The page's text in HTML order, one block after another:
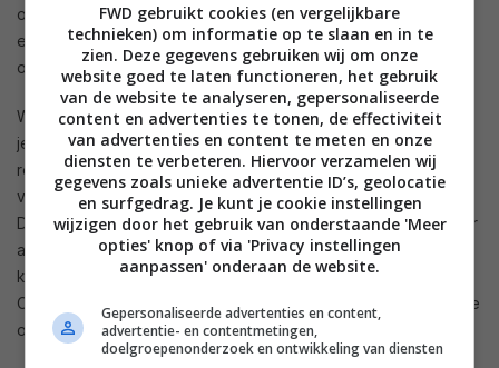
opslaan. En dankzij de beveiligde verbinding tussen de hub
en je smartphone, kun je de beelden toch op vakantie
opvragen.
Wanneer je een camera koopt voor een veilig huis, dan moet
je letten op een aantal specificaties. Zo is meestal een
resolutie van 720p of 1080p voldoende voor het opnemen
van beelden. Maar er zijn ook opties met de 4k-resolutie.
Daarnaast doe je er goed aan te kijken naar systemen die hdr
aanbieden, zodat je toegang krijgt tot een breder
kleurenspectrum en daardoor meer details kan vastleggen.
Camera’s met nachtzicht hebben onze voorkeur, aangezien je
ook in de nacht wil zien wat er gebeurt in of rondom je huis.
FWD gebruikt cookies (en vergelijkbare
technieken) om informatie op te slaan en in te
zien. Deze gegevens gebruiken wij om onze
website goed te laten functioneren, het gebruik
van de website te analyseren, gepersonaliseerde
content en advertenties te tonen, de effectiviteit
van advertenties en content te meten en onze
diensten te verbeteren. Hiervoor verzamelen wij
gegevens zoals unieke advertentie ID’s, geolocatie
en surfgedrag. Je kunt je cookie instellingen
wijzigen door het gebruik van onderstaande 'Meer
opties' knop of via 'Privacy instellingen
aanpassen' onderaan de website.
Gepersonaliseerde advertenties en content,
advertentie- en contentmetingen,
doelgroepenonderzoek en ontwikkeling van diensten